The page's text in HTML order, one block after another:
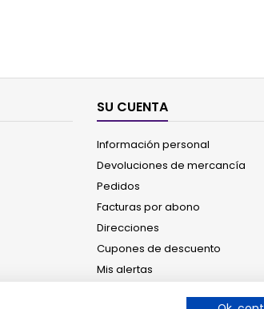
SU CUENTA
Información personal
Devoluciones de mercancía
Pedidos
Facturas por abono
Direcciones
Cupones de descuento
Mis alertas